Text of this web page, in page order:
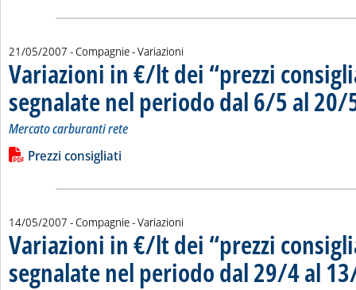
21/05/2007 - Compagnie - Variazioni
Variazioni in €/lt dei “prezzi
segnalate nel periodo dal 6/5 al 20/
Mercato carburanti rete
Leggi tutta la notizia: 'Variazioni in €/lt dei “prezzi
Lista allegati PDF alla notizia
Prezzi consigliati
14/05/2007 - Compagnie - Variazioni
Variazioni in €/lt dei “prezzi
segnalate nel periodo dal 29/4 al